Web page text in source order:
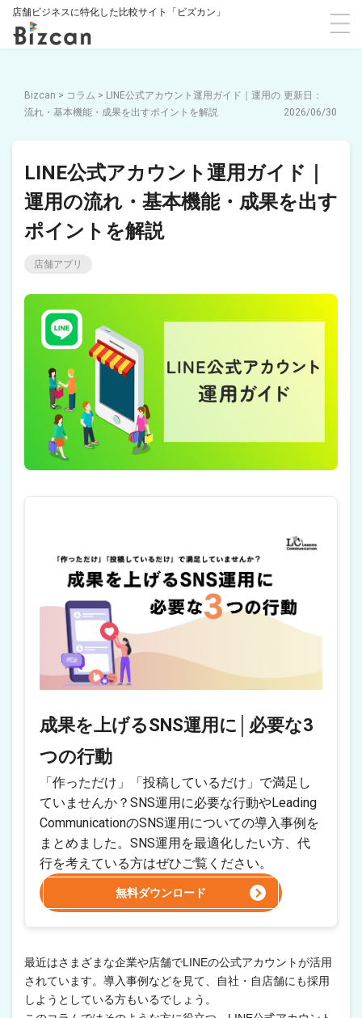
店舗ビジネスに特化した比較サイト「ビズカン」
Bizcan > コラム > LINE公式アカウント運用ガイド｜運用の
流れ・基本機能・成果を出すポイントを解説
2026/06/30
LINE公式アカウント運用ガイド｜
運用の流れ・基本機能・成果を出す
ポイントを解説
店舗アプリ
成果を上げるSNS運用に│必要な3
つの行動
「作っただけ」「投稿しているだけ」で満足し
ていませんか？SNS運用に必要な行動やLeading
CommunicationのSNS運用についての導入事例を
まとめました。SNS運用を最適化したい方、代
行を考えている方はぜひご覧ください。
無料ダウンロード
最近はさまざまな企業や店舗でLINEの公式アカウントが活用
されています。導入事例などを見て、自社・自店舗にも採用
しようとしている方もいるでしょう。